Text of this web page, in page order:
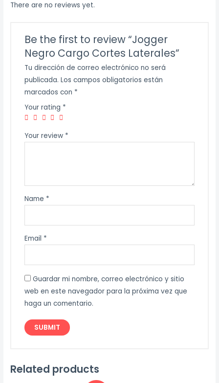
There are no reviews yet.
Be the first to review “Jogger
Negro Cargo Cortes Laterales”
Tu dirección de correo electrónico no será
publicada. Los campos obligatorios están
marcados con *
Your rating *
Your review *
Name *
Email *
Guardar mi nombre, correo electrónico y sitio
web en este navegador para la próxima vez que
haga un comentario.
Related products